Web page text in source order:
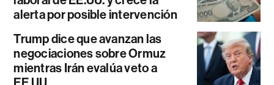
alerta por posible intervención
Trump dice que avanzan las
negociaciones sobre Ormuz
mientras Irán evalúa veto a